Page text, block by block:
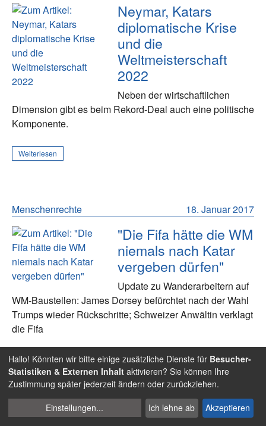
Neymar, Katars
diplomatische Krise
und die
Weltmeisterschaft
2022
Neben der wirtschaftlichen
Dimension gibt es beim Rekord-Deal auch eine politische
Komponente.
Weiterlesen
18. Januar 2017
Menschenrechte
"Die Fifa hätte die WM
niemals nach Katar
vergeben dürfen"
Update zu Wanderarbeitern auf
WM-Baustellen: James Dorsey befürchtet nach der Wahl
Trumps wieder Rückschritte; Schweizer Anwältin verklagt
die Fifa
Weiterlesen
27. Mai 2016
Veranstaltungen
Cookies
verwalten
Hallo! Könnten wir bitte einige zusätzliche Dienste für Besucher-
Statistiken & Externen Inhalt aktivieren? Sie können Ihre
Zustimmung später jederzeit ändern oder zurückziehen.
Einstellungen... Ich lehne ab Akzeptieren